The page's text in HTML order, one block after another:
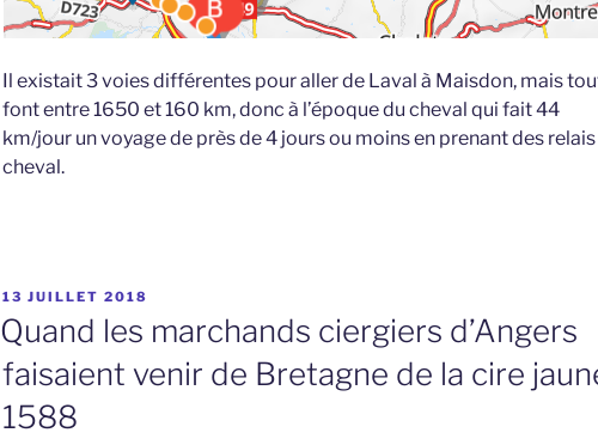
Il existait 3 voies différentes pour aller de Laval à Maisdon, mais
font entre 1650 et 160 km, donc à l’époque du cheval qui fait 44
km/jour un voyage de près de 4 jours ou moins en prenant des
cheval.
PUBLIÉ
LE
13 JUILLET 2018
Quand les marchands ciergiers d’Angers
faisaient venir de Bretagne de la cire
1588